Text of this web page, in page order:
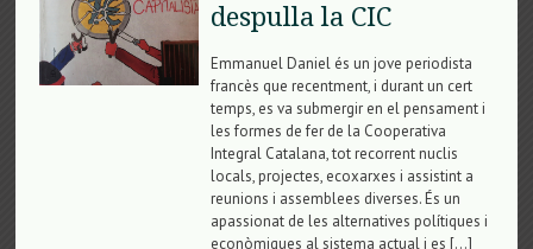
despulla la CIC
Emmanuel Daniel és un jove periodista
francès que recentment, i durant un cert
temps, es va submergir en el pensament i
les formes de fer de la Cooperativa
Integral Catalana, tot recorrent nuclis
locals, projectes, ecoxarxes i assistint a
reunions i assemblees diverses. És un
apassionat de les alternatives polítiques i
econòmiques al sistema actual i es […]